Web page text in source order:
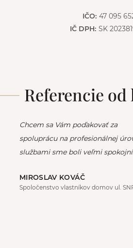
IČO: 47 095
IČ DPH: SK
Referencie
Chcem sa Vám poďakovať za
spoluprácu na profesionálnej
službami sme boli veľmi
MIROSLAV KOVÁČ
Spoločenstvo vlastníkov domov ul.